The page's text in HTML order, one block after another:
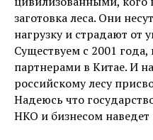
заготовка леса. Они
нагрузку и страдают от
Существуем с 2001
партнерами в Китае. И
российскому лесу
Надеюсь что
НКО и бизнесом наведет